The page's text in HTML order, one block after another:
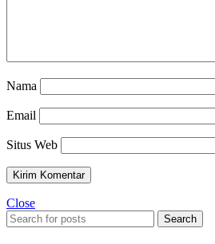
Nama
Email
Situs Web
Close
Search